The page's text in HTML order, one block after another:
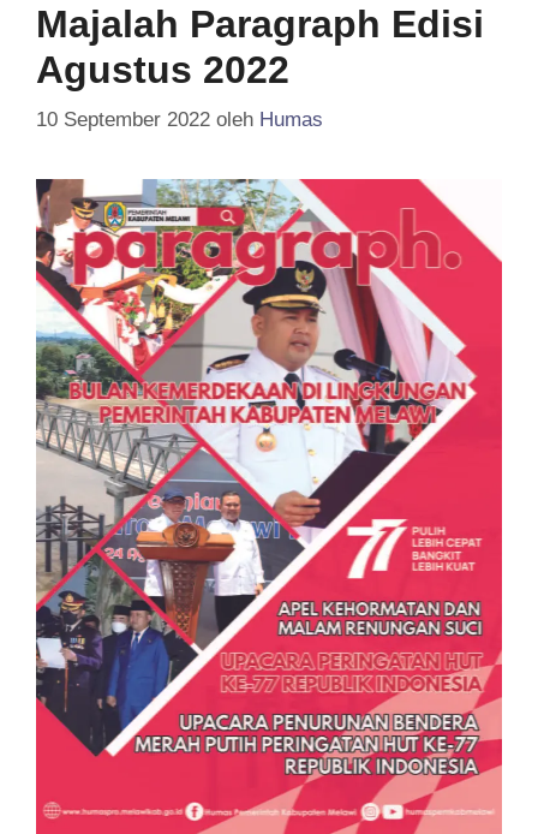
Majalah Paragraph Edisi
Agustus 2022
10 September 2022 oleh Humas